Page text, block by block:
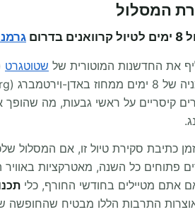
המסלול
בדרום
את החדשנות המוטורית של שטוטגרט
קיסריים על ראשי גבעות, מה שהופך
כתיבת סקירת טיול זו, אם המסלול
התרבות הללו מבטיח שהחופשה